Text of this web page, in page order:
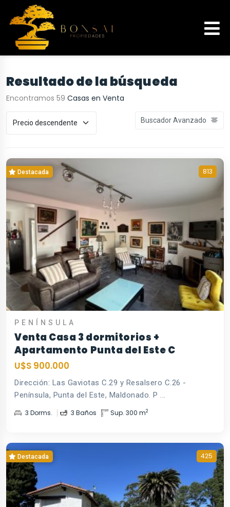
Resultado de la búsqueda
Encontramos 59 Casas en Venta
Buscador Avanzado
Destacada 813
PENÍNSULA
Venta Casa 3 dormitorios +
Apartamento Punta del Este C
U$S 900.000
Dirección: Las Gaviotas C.29 y Resalsero C.26 -
Península, Punta del Este, Maldonado. P ...
3 Dorms. 3 Baños Sup. 300 m2
Destacada 425